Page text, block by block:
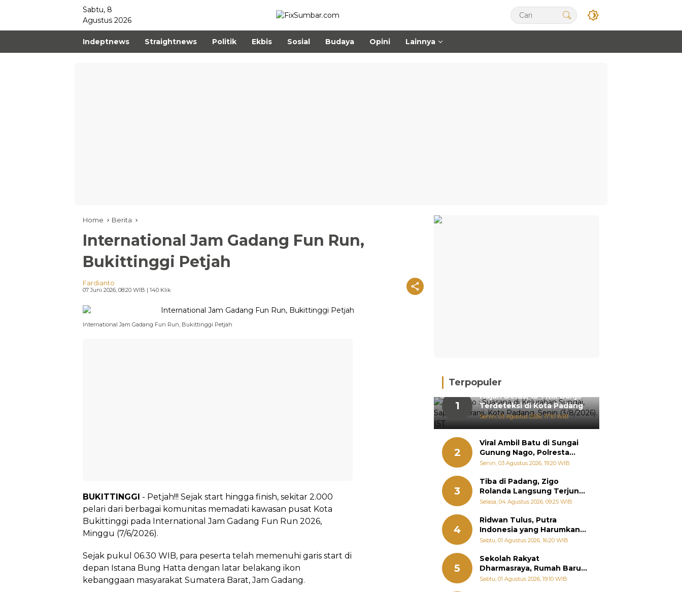
Sabtu, 8
Agustus 2026
Indeptnews Straightnews Politik Ekbis Sosial Budaya Opini Lainnya
Home Berita
International Jam Gadang Fun Run,
Bukittinggi Petjah
Fardianto
07 Juni 2026, 08:20 WIB | 140 Klik
International Jam Gadang Fun Run, Bukittinggi Petjah
BUKITTINGGI - Petjah!!! Sejak start hingga finish, sekitar 2.000
pelari dari berbagai komunitas memadati kawasan pusat Kota
Bukittinggi pada International Jam Gadang Fun Run 2026,
Minggu (7/6/2026).
Sejak pukul 06.30 WIB, para peserta telah memenuhi garis start di
depan Istana Bung Hatta dengan latar belakang ikon
kebanggaan masyarakat Sumatera Barat, Jam Gadang.
Terpopuler
1
Hujan Deras, 15 Titik Banjir
Terdeteksi di Kota Padang
Senin, 03 Agustus 2026, 17:10 WIB
2
Viral Ambil Batu di Sungai
Gunung Nago, Polresta
Padang Ungkap Fakta
Senin, 03 Agustus 2026, 19:20 WIB
3
Tiba di Padang, Zigo
Rolanda Langsung Terjun
Bantu Warga Terdampak
Selasa, 04 Agustus 2026, 09:25 WIB
4
Ridwan Tulus, Putra
Indonesia yang Harumkan
Nama Bangsa hingga
Jepang
Sabtu, 01 Agustus 2026, 16:20 WIB
5
Sekolah Rakyat
Dharmasraya, Rumah Baru
268 Anak Menggapai Mimpi
Sabtu, 01 Agustus 2026, 19:10 WIB